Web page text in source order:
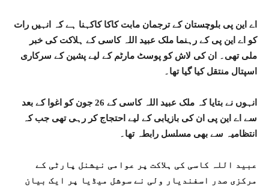
اے این پی بلوچستان کے ترجمان مابت کاکا کاکہنا ہے کہ انہیں رات
کو اے این پی کے رہنما ملک عبید اللہ کاسی کے ہلاکت کی خبر
ملی تھی۔ ان کی لاش کو پوسٹ مارٹم کے لیے پشین کے سرکاری
اسپتال منتقل کیا گیا تھا۔
انہوں نے بتایا کہ ملک عبید اللہ کاسی کے 26 جون کو اغوا کے بعد
سے اے این پی ان کی بازیابی کے لیے احتجاج کر رہی تھی جب کہ
انتظامیہ سے بھی مسلسل رابطہ تھا۔
عبید اللہ کاسی کی ہلاکت پر عوامی نیشنل پارٹی کے
مرکزی صدر اسفندیار ولی نے سوشل میڈیا پر ایک بیان